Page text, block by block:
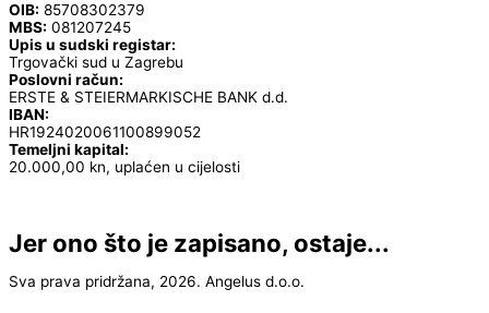
OIB: 85708302379
MBS: 081207245
Upis u sudski registar:
Trgovački sud u Zagrebu
Poslovni račun:
ERSTE & STEIERMARKISCHE BANK d.d.
IBAN:
HR1924020061100899052
Temeljni kapital:
20.000,00 kn, uplaćen u cijelosti
Jer ono što je zapisano, ostaje...
Sva prava pridržana, 2026. Angelus d.o.o.